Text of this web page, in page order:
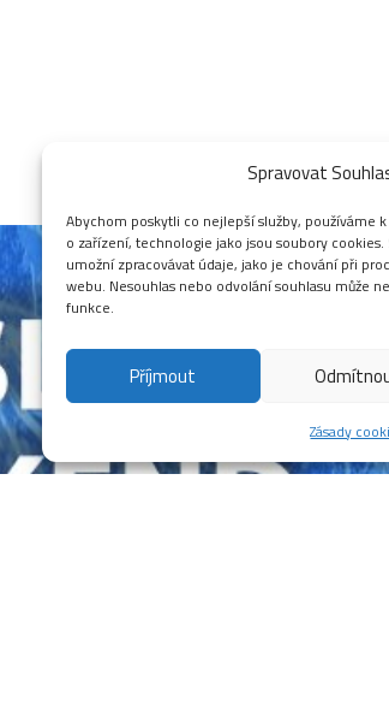
Spravovat
Abychom poskytli co nejlepší služby, používáme
o zařízení, technologie jako jsou soubory
umožní zpracovávat údaje, jako je chování při
webu. Nesouhlas nebo odvolání souhlasu může
funkce.
Příjmout
Zásady